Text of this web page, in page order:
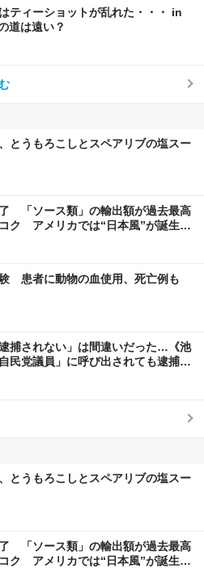
ティーショットが乱れた・・・ in
道は遠い？
とうもろこしとスペアリブの塩スー
「ソース類」の輸出額が過去最高
ク アメリカでは“日本風”が誕生｜
患者に動物の血使用、死亡例も
捕されない」は間違いだった…《池
民党議員」に呼び出されても逮捕を
とうもろこしとスペアリブの塩スー
「ソース類」の輸出額が過去最高
ク アメリカでは“日本風”が誕生｜